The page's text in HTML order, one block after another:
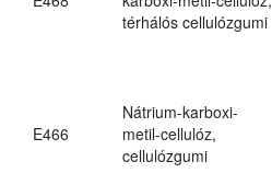
térhálós cellulózgumi
E466
Nátrium-karboxi-
metil-cellulóz,
cellulózgumi